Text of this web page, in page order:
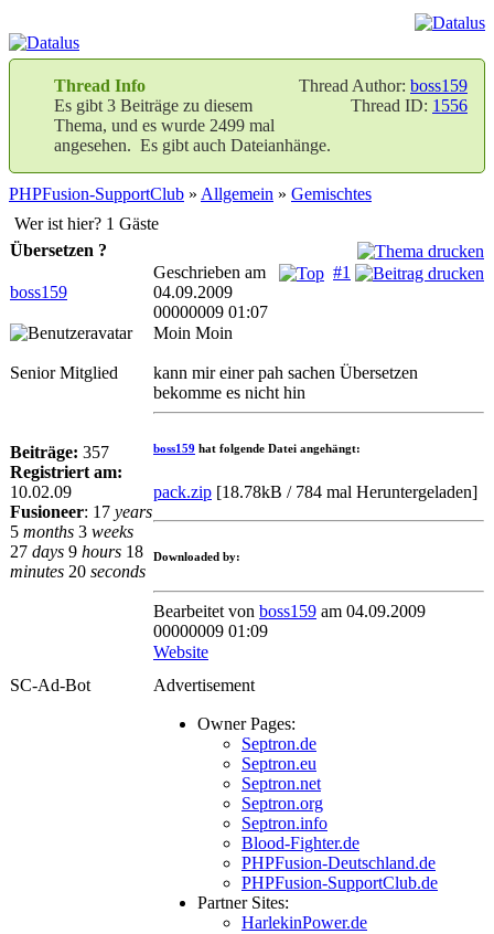
Thread Author: boss159
Thread ID: 1556
Thread Info
Es gibt 3 Beiträge zu diesem
Thema, und es wurde 2499 mal
angesehen. Es gibt auch Dateianhänge.
PHPFusion-SupportClub » Allgemein » Gemischtes
Wer ist hier? 1 Gäste
Übersetzen ?
boss159
#1
Geschrieben am
04.09.2009
00000009 01:07
Senior Mitglied
Beiträge: 357
Registriert am:
10.02.09
Fusioneer: 17 years
5 months 3 weeks
27 days 9 hours 18
minutes 20 seconds
Moin Moin
kann mir einer pah sachen Übersetzen
bekomme es nicht hin
boss159 hat folgende Datei angehängt:
pack.zip [18.78kB / 784 mal Heruntergeladen]
Downloaded by:
Bearbeitet von boss159 am 04.09.2009
00000009 01:09
Website
SC-Ad-Bot
Advertisement
Owner Pages:
Septron.de
Septron.eu
Septron.net
Septron.org
Septron.info
Blood-Fighter.de
PHPFusion-Deutschland.de
PHPFusion-SupportClub.de
Partner Sites:
HarlekinPower.de